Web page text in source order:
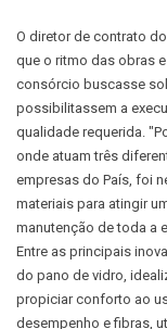
O diretor de contrato
que o ritmo das obras
consórcio buscasse
possibilitassem a
qualidade requerida.
onde atuam três
empresas do País, foi
materiais para atingir
manutenção de toda a
Entre as principais
do pano de vidro,
propiciar conforto ao
desempenho e fibras,